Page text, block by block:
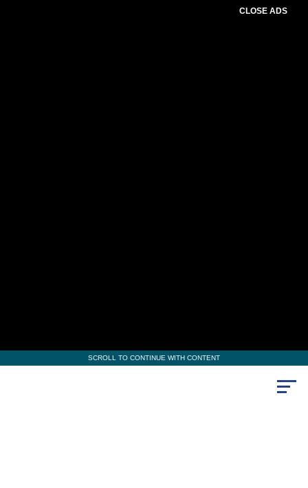
CLOSE ADS
SCROLL TO CONTINUE WITH CONTENT